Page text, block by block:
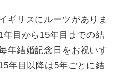
ギリスにルーツがありま
目から15年目までの結
年結婚記念日をお祝いす
年目以降は5年ごとに結